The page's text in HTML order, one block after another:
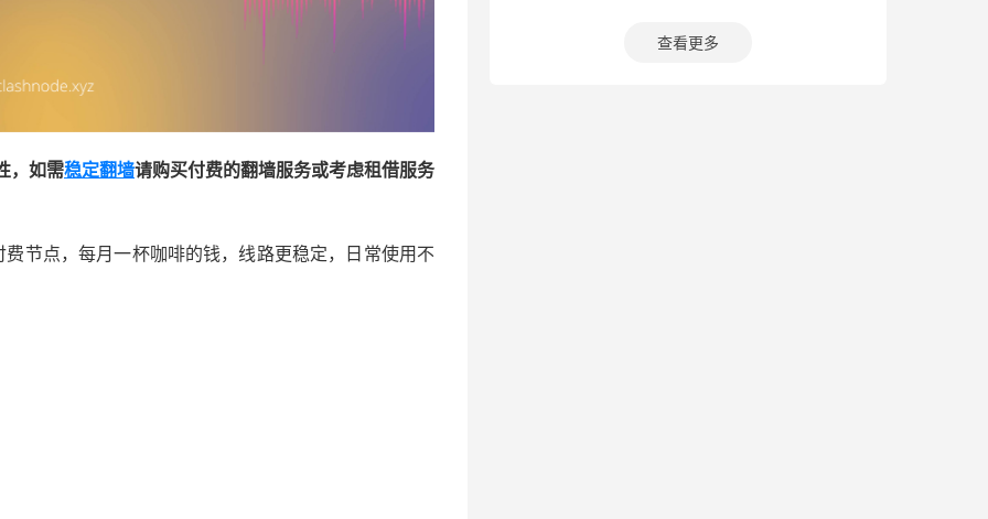
，如需稳定翻墙请购买付费的翻墙服务或考虑租借服务
节点，每月一杯咖啡的钱，线路更稳定，日常使用不
查看更多